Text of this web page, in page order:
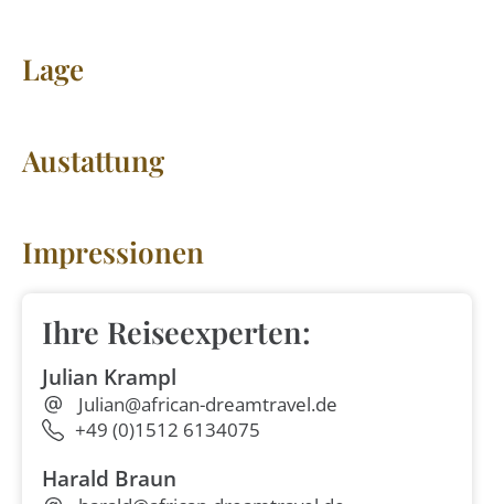
Lage
Austattung
Impressionen
Ihre Reiseexperten:
Julian Krampl
Julian@african-dreamtravel.de
+49 (0)1512 6134075
Harald Braun